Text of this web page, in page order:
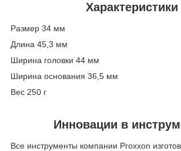
Характеристики
Размер 34 мм
Длина 45,3 мм
Ширина головки 44 мм
Ширина основания 36,5 мм
Вес 250 г
Инновации в
Все инструменты компании Proxxon